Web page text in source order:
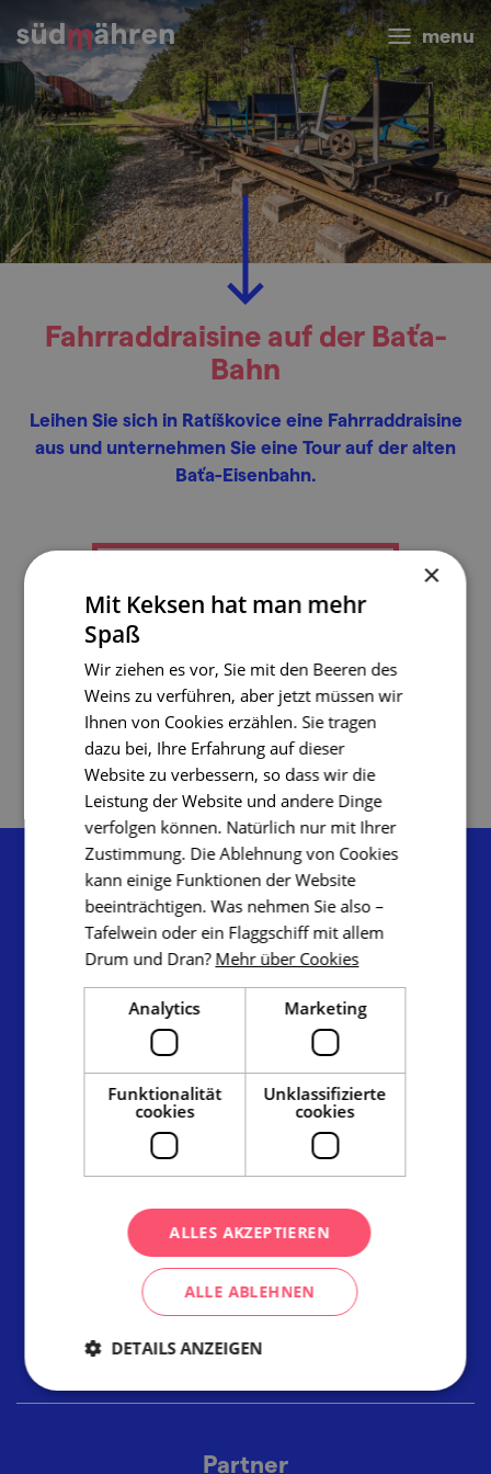
menu
Fahrraddraisine auf der Baťa-
Bahn
Leihen Sie sich in Ratíškovice eine Fahrraddraisine
aus und unternehmen Sie eine Tour auf der alten
Baťa-Eisenbahn.
Herzstücke
Tourismuszentrale Südmähren,
Radnická 2, 602 00 Brno
www.ccrjm.cz/de/
Facebook Instagram
Materialien zum Herunterladen
Fotobank
Informationszentren
Cookie-Richtlinie (EU)
Partner
×
Mit Keksen hat man mehr
Spaß
Wir ziehen es vor, Sie mit den Beeren des
Weins zu verführen, aber jetzt müssen wir
Ihnen von Cookies erzählen. Sie tragen
dazu bei, Ihre Erfahrung auf dieser
Website zu verbessern, so dass wir die
Leistung der Website und andere Dinge
verfolgen können. Natürlich nur mit Ihrer
Zustimmung. Die Ablehnung von Cookies
kann einige Funktionen der Website
beeinträchtigen. Was nehmen Sie also –
Tafelwein oder ein Flaggschiff mit allem
Drum und Dran? Mehr über Cookies
Analytics Marketing
Funktionalität
cookies
Unklassifizierte
cookies
ALLES AKZEPTIEREN
ALLE ABLEHNEN
DETAILS ANZEIGEN